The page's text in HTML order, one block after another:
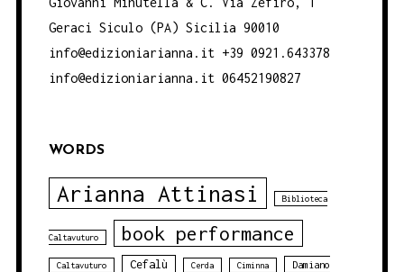
Geraci Siculo (PA) Sicilia 90010
info@edizioniarianna.it +39 0921.643378
info@edizioniarianna.it 06452190827
WORDS
Arianna Attinasi Biblioteca
Caltavuturo book performance
Caltavuturo Cefalù Cerda Ciminna Damiano